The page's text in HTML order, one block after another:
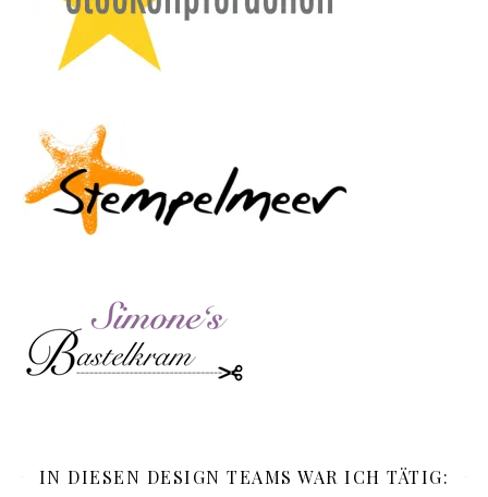
IN DIESEN DESIGN TEAMS WAR ICH TÄTIG: